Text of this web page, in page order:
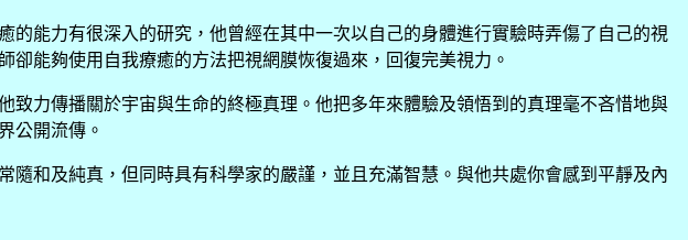
的能力有很深入的研究，他曾經在其中一次以自己的身體進行實驗時弄傷了自己的視
能夠使用自我療癒的方法把視網膜恢復過來，回復完美視力。
致力傳播關於宇宙與生命的終極真理。他把多年來體驗及領悟到的真理毫不吝惜地與
公開流傳。
隨和及純真，但同時具有科學家的嚴謹，並且充滿智慧。與他共處你會感到平靜及內